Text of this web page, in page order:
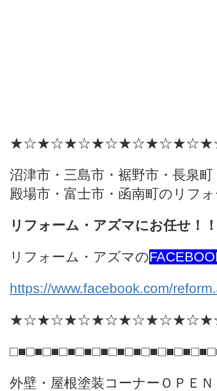
沼津市・三島市・裾野市・長泉
殿場市・富士市・函南町のリフ
リフォーム・アズマにお任せ！
リフォーム・アズマの
https://www.facebook.com/
外壁・屋根塗装コーナーＯＰＥ